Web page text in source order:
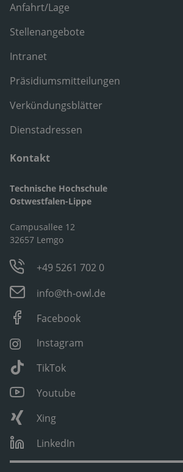
Anfahrt/Lage
Stellenangebote
Intranet
Präsidiumsmitteilungen
Verkündungsblätter
Dienstadressen
Kontakt
Technische Hochschule
Ostwestfalen-Lippe
Campusallee 12
32657 Lemgo
+49 5261 702 0
info@th-owl.de
Facebook
Instagram
TikTok
Youtube
Xing
LinkedIn